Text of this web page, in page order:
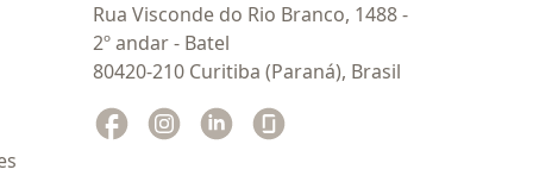
Rua Visconde do Rio Branco, 1488 -
2º andar - Batel
80420-210 Curitiba (Paraná), Brasil
Facebook
abre num novo separador
Instagram
abre num novo separador
Linkedin
abre num novo separador